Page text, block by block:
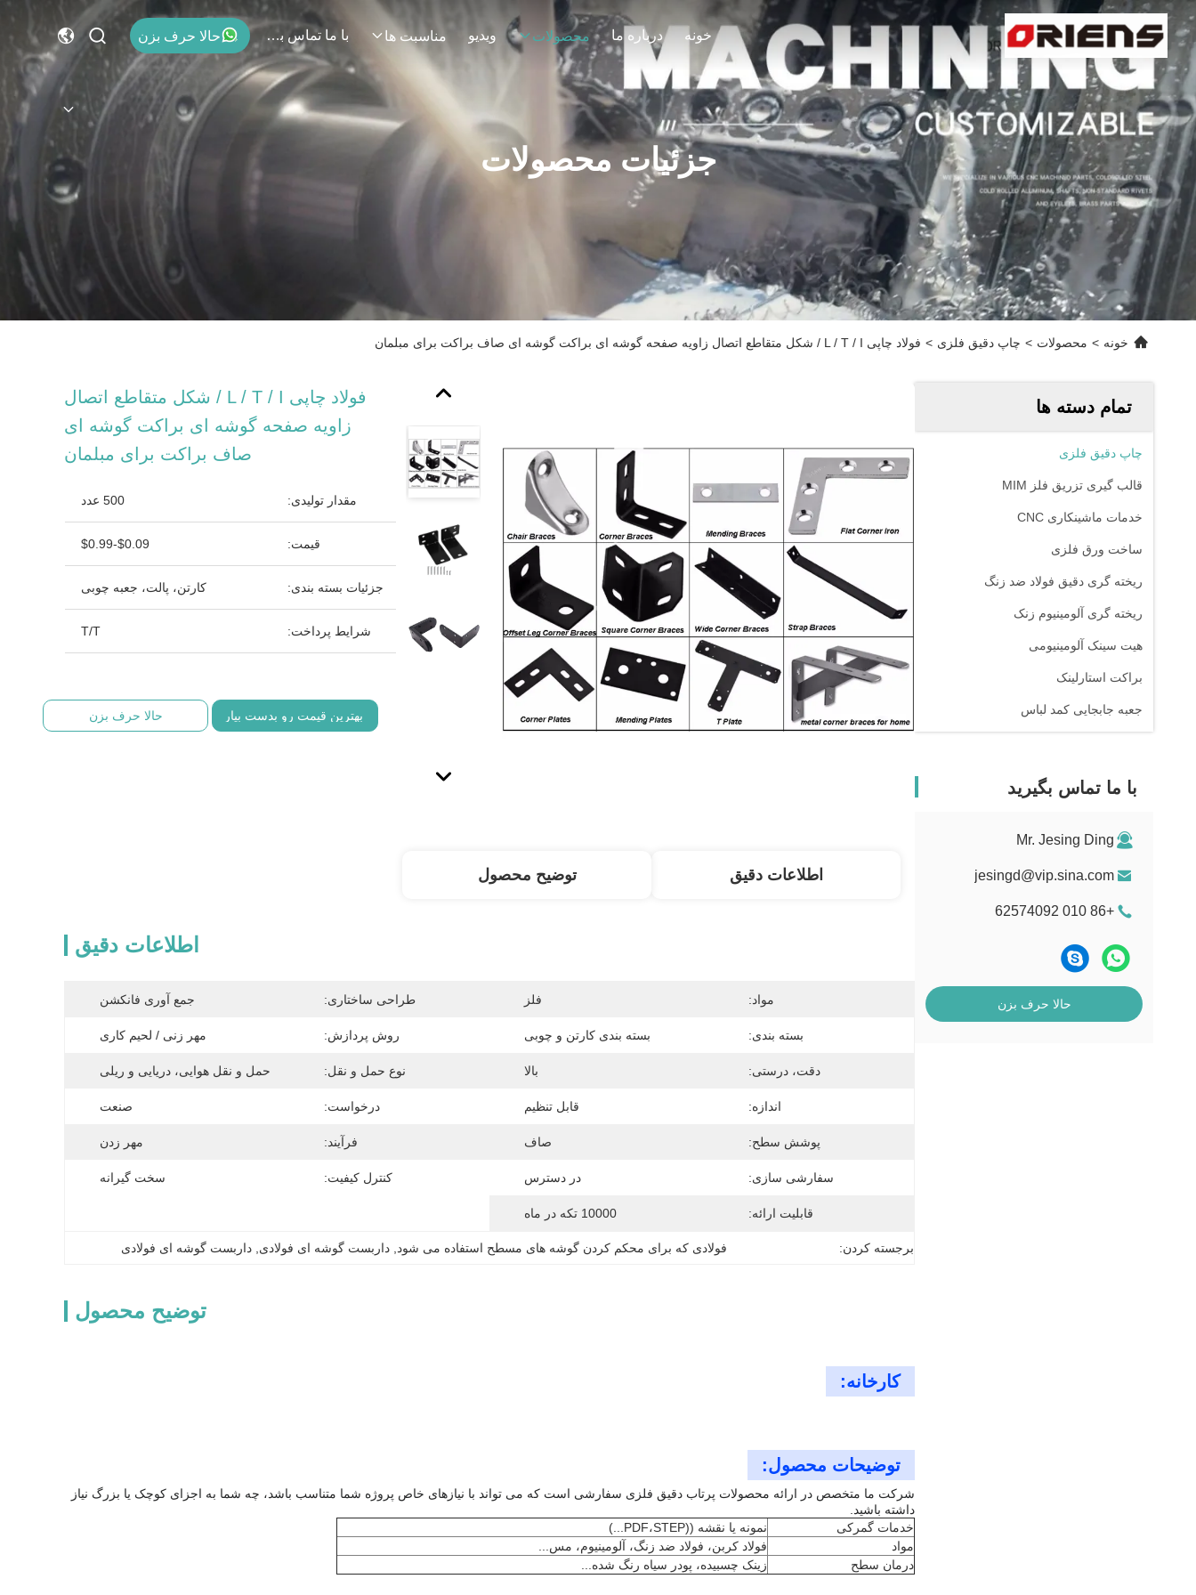
خونه درباره ما محصولات ویدیو مناسبت ها با ما تماس بگیرید حالا حرف بزن
جزئیات محصولات
خونه > محصولات > چاپ دقیق فلزی > فولاد چاپی L / T / I / شکل متقاطع اتصال زاویه صفحه گوشه ای براکت گوشه ای صاف براکت برای مبلمان
تمام دسته ها
چاپ دقیق فلزی
قالب گیری تزریق فلز MIM
خدمات ماشینکاری CNC
ساخت ورق فلزی
ریخته گری دقیق فولاد ضد زنگ
ریخته گری آلومینیوم زنک
هیت سینک آلومینیومی
براکت استارلینک
جعبه جابجایی کمد لباس
با ما تماس بگیرید
Mr. Jesing Ding
jesingd@vip.sina.com
+86 010 62574092
حالا حرف بزن
فولاد چاپی L / T / I / شکل متقاطع اتصال
زاویه صفحه گوشه ای براکت گوشه ای
صاف براکت برای مبلمان
مقدار تولیدی: 500 عدد
قیمت: $0.09-$0.99
جزئیات بسته بندی: کارتن، پالت، جعبه چوبی
شرایط پرداخت: T/T
بهترین قیمت رو بدست بیار حالا حرف بزن
اطلاعات دقیق توضیح محصول
اطلاعات دقیق
مواد: فلز طراحی ساختاری: جمع آوری فانکشن
بسته بندی: بسته بندی کارتن و چوبی روش پردازش: مهر زنی / لحیم کاری
دقت، درستی: بالا نوع حمل و نقل: حمل و نقل هوایی، دریایی و ریلی
اندازه: قابل تنظیم درخواست: صنعت
پوشش سطح: صاف فرآیند: مهر زدن
سفارشی سازی: در دسترس کنترل کیفیت: سخت گیرانه
قابلیت ارائه: 10000 تکه در ماه
برجسته کردن: فولادی که برای محکم کردن گوشه های مسطح استفاده می شود , داربست گوشه ای فولادی , داربست گوشه ای فولادی
توضیح محصول
کارخانه:
توضیحات محصول:
شرکت ما متخصص در ارائه محصولات پرتاب دقیق فلزی سفارشی است که می تواند با نیازهای خاص پروژه شما متناسب باشد، چه شما به اجزای کوچک یا بزرگ نیاز
داشته باشید.
خدمات گمرکی
نمونه یا نقشه ((PDF،STEP...)
مواد
فولاد کربن، فولاد ضد زنگ، آلومينيوم، مس...
درمان سطح
زينک چسبيده، پودر سياه رنگ شده...